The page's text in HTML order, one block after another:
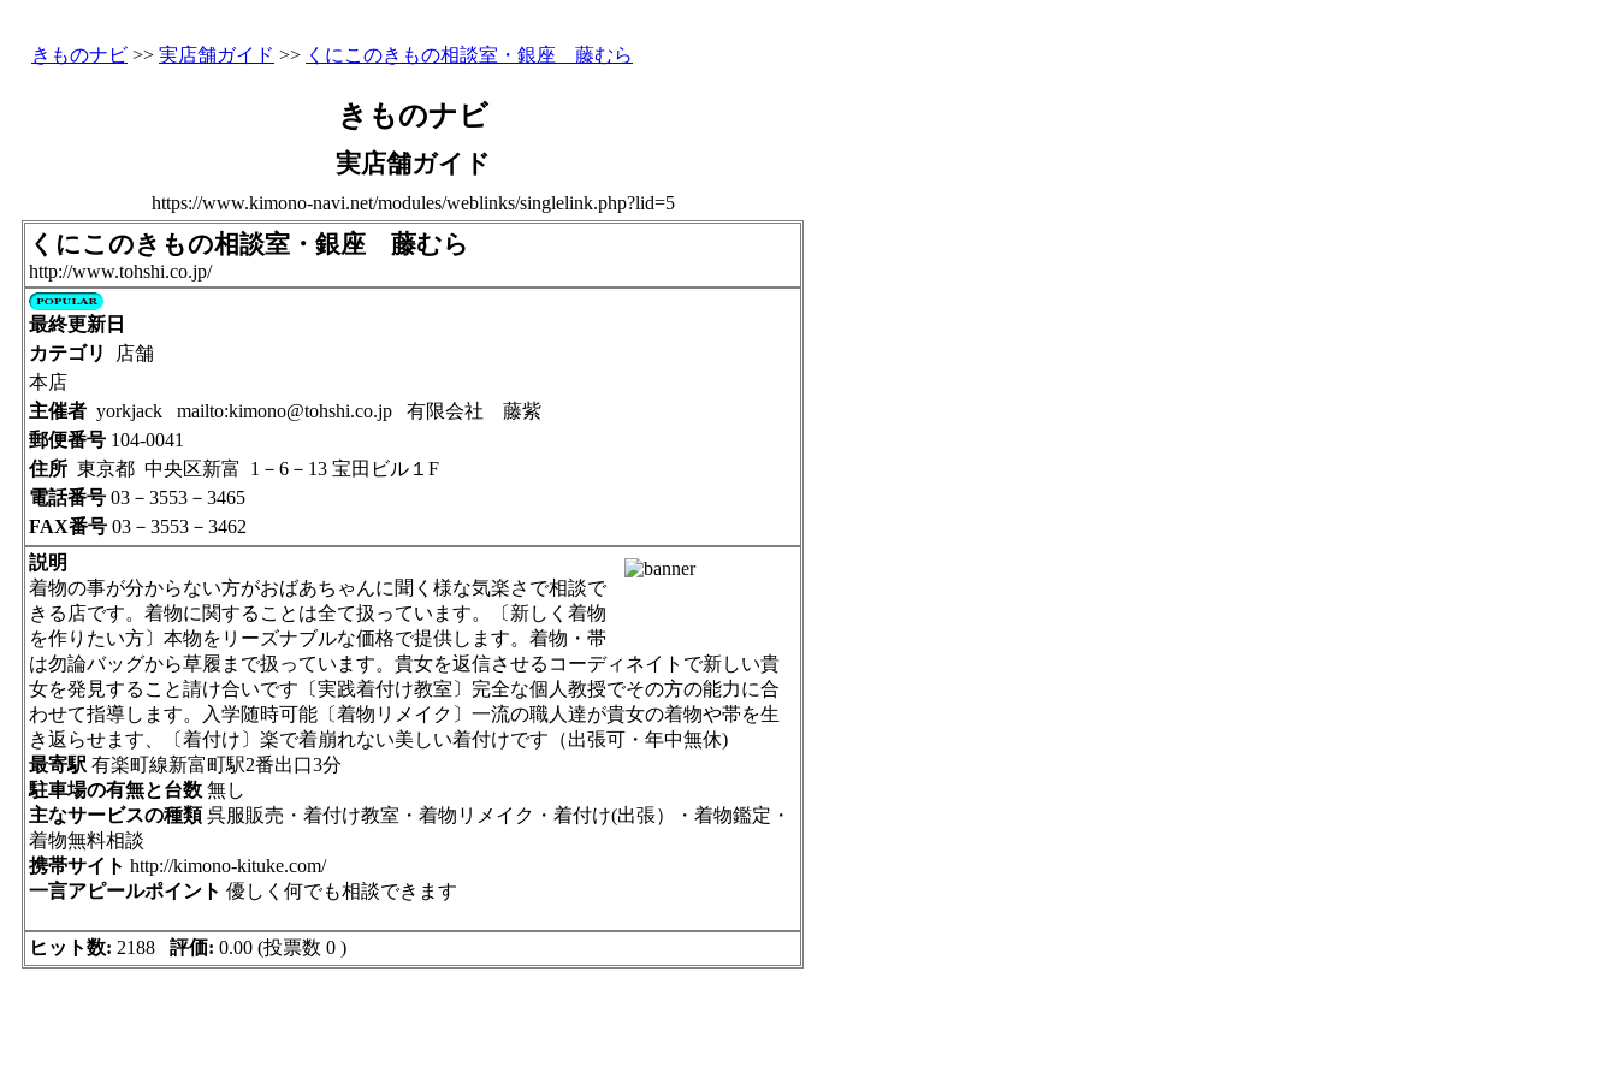
きものナビ >> 実店舗ガイド >> くにこのきもの相談室・銀座 藤むら
きものナビ
実店舗ガイド
https://www.kimono-navi.net/modules/weblinks/singlelink.php?lid=5
くにこのきもの相談室・銀座 藤むら
http://www.tohshi.co.jp/
最終更新日
カテゴリ
店舗
本店
主催者 yorkjack mailto:kimono@tohshi.co.jp 有限会社 藤紫
郵便番号 104-0041
住所 東京都 中央区新富 1－6－13 宝田ビル１F
電話番号 03－3553－3465
FAX番号 03－3553－3462
説明
着物の事が分からない方がおばあちゃんに聞く様な気楽さで相談で
きる店です。着物に関することは全て扱っています。〔新しく着物
を作りたい方〕本物をリーズナブルな価格で提供します。着物・帯
は勿論バッグから草履まで扱っています。貴女を返信させるコーディネイトで新しい貴
女を発見すること請け合いです〔実践着付け教室〕完全な個人教授でその方の能力に合
わせて指導します。入学随時可能〔着物リメイク〕一流の職人達が貴女の着物や帯を生
き返らせます、〔着付け〕楽で着崩れない美しい着付けです（出張可・年中無休)
最寄駅 有楽町線新富町駅2番出口3分
駐車場の有無と台数 無し
主なサービスの種類呉服販売・着付け教室・着物リメイク・着付け(出張）・着物鑑定・
着物無料相談
携帯サイト http://kimono-kituke.com/
一言アピールポイント 優しく何でも相談できます
ヒット数: 2188 評価: 0.00 (投票数 0 )